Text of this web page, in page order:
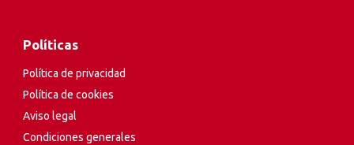
Políticas
Política de privacidad
Política de cookies
Aviso legal
Condiciones generales